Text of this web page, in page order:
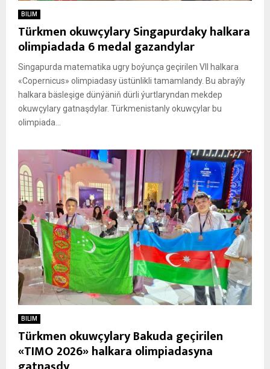
BILIM
Türkmen okuwçylary Singapurdaky halkara
olimpiadada 6 medal gazandylar
Singapurda matematika ugry boýunça geçirilen VII halkara
«Copernicus» olimpiadasy üstünlikli tamamlandy. Bu abraýly
halkara bäsleşige dünýäniň dürli ýurtlaryndan mekdep
okuwçylary gatnaşdylar. Türkmenistanly okuwçylar bu
olimpiada...
BILIM
Türkmen okuwçylary Bakuda geçirilen
«TIMO 2026» halkara olimpiadasyna